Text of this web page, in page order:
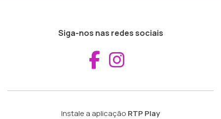
Siga-nos nas redes sociais
Aceder ao
Instale a aplicação RTP Play